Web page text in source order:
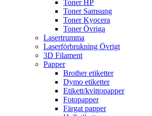
Toner HP
Toner Samsung
Toner Kyocera
Toner Övriga
Lasertrumma
Laserförbrukning Övrigt
3D Filament
Papper
Brother etiketter
Dymo etiketter
Etikett/kvittopapper
Fotopapper
Färgat papper